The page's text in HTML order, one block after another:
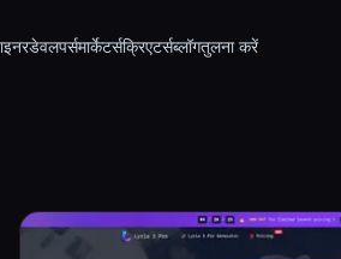
डेवलपर्समार्केटर्सक्रिएटर्सब्लॉगतुलना करें